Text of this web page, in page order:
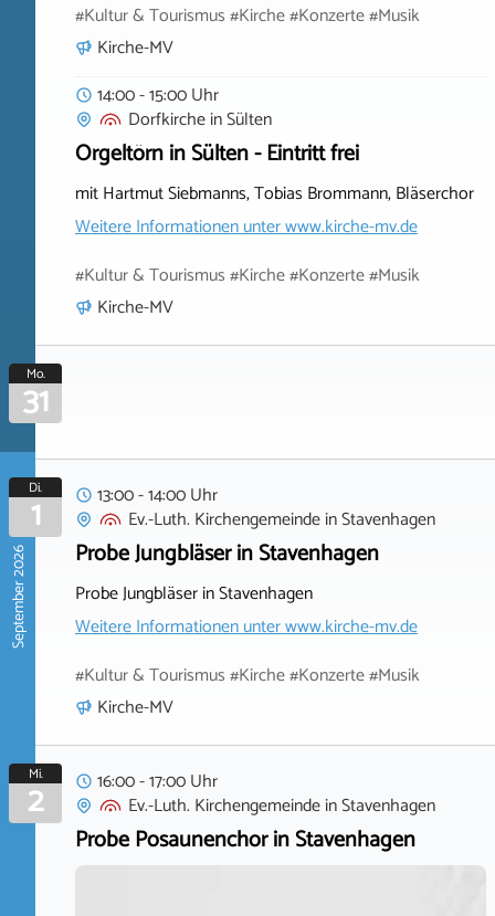
#Kultur & Tourismus #Kirche #Konzerte #Musik
Kirche-MV
14:00 - 15:00 Uhr
DorfkircheinSülten
Orgeltörn in Sülten - Eintritt frei
mit Hartmut Siebmanns, Tobias Brommann, Bläserchor
Weitere Informationen unterwww.kirche-mv.de
#Kultur & Tourismus #Kirche #Konzerte #Musik
Kirche-MV
Mo.
31
September 2026
Di.
1
13:00 - 14:00 Uhr
Ev.-Luth. KirchengemeindeinStavenhagen
Probe Jungbläser in Stavenhagen
Probe Jungbläser in Stavenhagen
Weitere Informationen unterwww.kirche-mv.de
#Kultur & Tourismus #Kirche #Konzerte #Musik
Kirche-MV
Mi.
2
16:00 - 17:00 Uhr
Ev.-Luth. KirchengemeindeinStavenhagen
Probe Posaunenchor in Stavenhagen